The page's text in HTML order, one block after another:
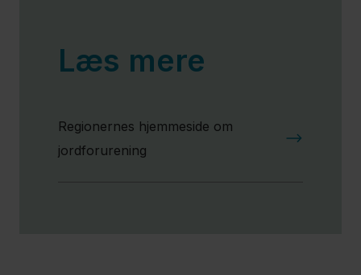
Læs mere
Regionernes hjemmeside om
jordforurening